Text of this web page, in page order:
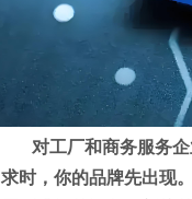
对工厂和商务服务
求时，你的品牌先出现